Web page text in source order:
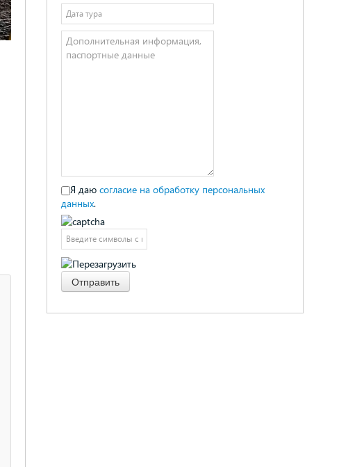
Я даю согласие на обработку персональных
данных.
Отправить